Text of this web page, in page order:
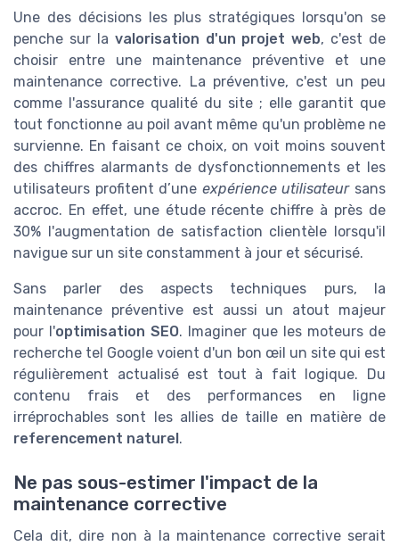
Une des décisions les plus stratégiques lorsqu'on se
penche sur la valorisation d'un projet web, c'est de
choisir entre une maintenance préventive et une
maintenance corrective. La préventive, c'est un peu
comme l'assurance qualité du site ; elle garantit que
tout fonctionne au poil avant même qu'un problème ne
survienne. En faisant ce choix, on voit moins souvent
des chiffres alarmants de dysfonctionnements et les
utilisateurs profitent d’une expérience utilisateursans
accroc. En effet, une étude récente chiffre à près de
30% l'augmentation de satisfaction clientèle lorsqu'il
navigue sur un site constamment à jour et sécurisé.
Sans parler des aspects techniques purs, la
maintenance préventive est aussi un atout majeur
pour l'optimisation SEO. Imaginer que les moteurs de
recherche tel Google voient d'un bon œil un site qui est
régulièrement actualisé est tout à fait logique. Du
contenu frais et des performances en ligne
irréprochables sont les allies de taille en matière de
referencement naturel .
Ne pas sous-estimer l'impact de la
maintenance corrective
Cela dit, dire non à la maintenance corrective serait